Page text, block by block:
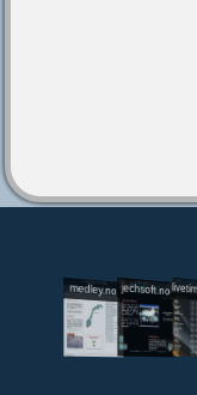
medley.no jechsoft.no